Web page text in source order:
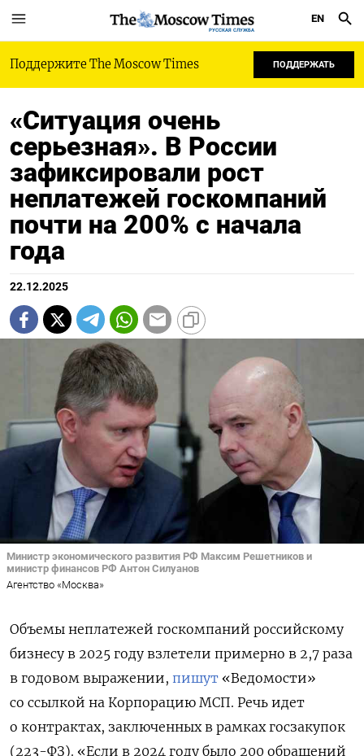
РУССКАЯ СЛУЖБА
EN
Поддержите The Moscow Times ПОДДЕРЖАТЬ
«Ситуация очень
серьезная». В России
зафиксировали рост
неплатежей госкомпаний
почти на 200% с начала
года
22.12.2025
Министр экономического развития РФ Максим Решетников и
министр финансов РФ Антон Силуанов
Агентство «Москва»
Объемы неплатежей госкомпаний российскому
бизнесу в 2025 году взлетели примерно в 2,7 раза
в годовом выражении, пишут «Ведомости»
со ссылкой на Корпорацию МСП. Речь идет
о контрактах, заключенных в рамках госзакупок
(223-ФЗ). «Если в 2024 году было 200 обращений